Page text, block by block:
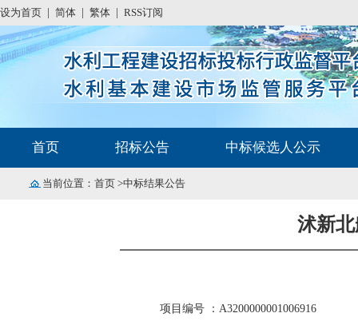
设为首页 简体 繁体 RSS订阅
首页 招标公告 中标候选人公示
当前位置： 首页 >中标结果公告
沭新
项目编号 ：A3200000001006916